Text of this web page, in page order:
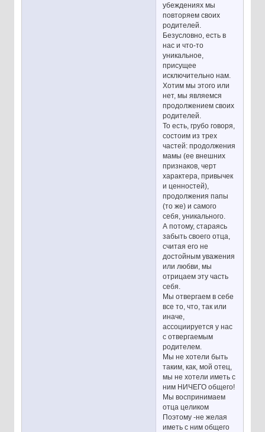
убеждениях мы
повторяем своих
родителей.
Безусловно, есть в
нас и что-то
уникальное,
присущее
исключительно нам.
Хотим мы этого или
нет, мы являемся
продолжением своих
родителей.
То есть, грубо говоря,
состоим из трех
частей: продолжения
мамы (ее внешних
признаков, черт
характера, привычек
и ценностей),
продолжения папы
(то же) и самого
себя, уникального.
А потому, стараясь
забыть своего отца,
считая его не
достойным уважения
или любви, мы
отрицаем эту часть
себя.
Мы отвергаем в себе
все то, что, так или
иначе,
ассоциируется у нас
с отвергаемым
родителем.
Мы не хотели быть
таким, как, мой отец,
мы не хотели иметь с
ним НИЧЕГО общего!
Мы воспринимаем
отца целиком
Поэтому -не желая
иметь с ним общего